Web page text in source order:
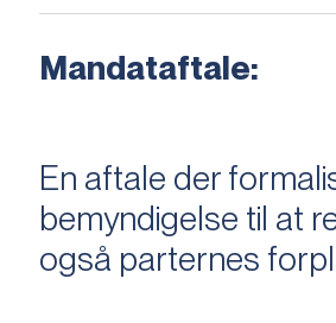
Mandataftale:
En aftale der
bemyndigelse til at
også parternes